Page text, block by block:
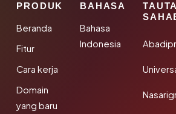
PRODUK
Beranda
Fitur
Cara kerja
Domain
yang baru
BAHASA
Bahasa
Indonesia